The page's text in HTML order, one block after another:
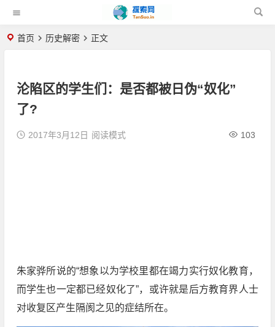
首页 历史解密 正文
沦陷区的学生们：是否都被日伪“奴化”
了?
2017年3月12日 103
阅读模式
朱家骅所说的“想象以为学校里都在竭力实行奴化教育，
而学生也一定都已经奴化了”，或许就是后方教育界人士
对收复区产生隔阂之见的症结所在。